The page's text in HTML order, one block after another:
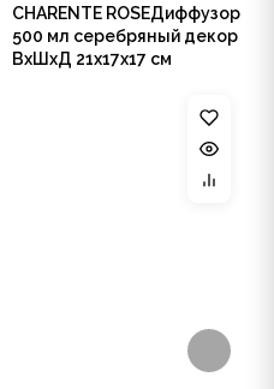
CHARENTE ROSEДиффузор
500 мл серебряный декор
ВхШхД 21х17х17 см